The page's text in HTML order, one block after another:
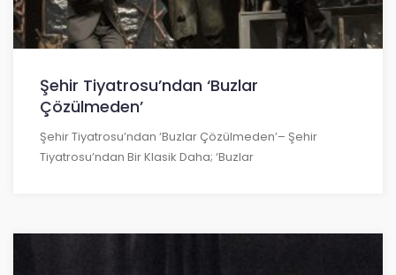
Şehir Tiyatrosu’ndan ‘Buzlar
Çözülmeden’
Şehir Tiyatrosu’ndan ‘Buzlar Çözülmeden’– Şehir
Tiyatrosu’ndan Bir Klasik Daha; ‘Buzlar